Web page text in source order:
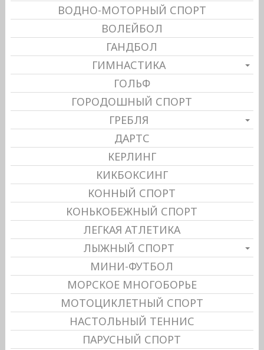
ВОДНО-МОТОРНЫЙ СПОРТ
ВОЛЕЙБОЛ
ГАНДБОЛ
ГИМНАСТИКА
ГОЛЬФ
ГОРОДОШНЫЙ СПОРТ
ГРЕБЛЯ
ДАРТС
КЕРЛИНГ
КИКБОКСИНГ
КОННЫЙ СПОРТ
КОНЬКОБЕЖНЫЙ СПОРТ
ЛЕГКАЯ АТЛЕТИКА
ЛЫЖНЫЙ СПОРТ
МИНИ-ФУТБОЛ
МОРСКОЕ МНОГОБОРЬЕ
МОТОЦИКЛЕТНЫЙ СПОРТ
НАСТОЛЬНЫЙ ТЕННИС
ПАРУСНЫЙ СПОРТ